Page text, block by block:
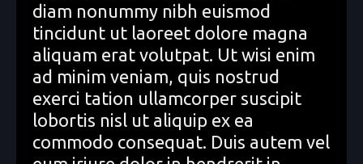
diam nonummy nibh euismod
tincidunt ut laoreet dolore magna
aliquam erat volutpat. Ut wisi enim
ad minim veniam, quis nostrud
exerci tation ullamcorper suscipit
lobortis nisl ut aliquip ex ea
commodo consequat. Duis autem vel